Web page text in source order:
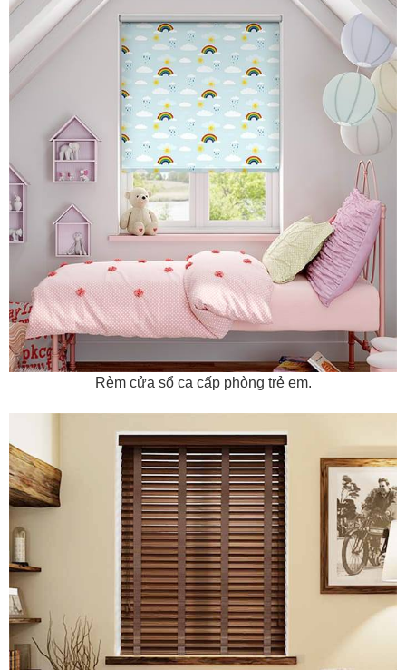
Rèm cửa sổ ca cấp phòng trẻ em.